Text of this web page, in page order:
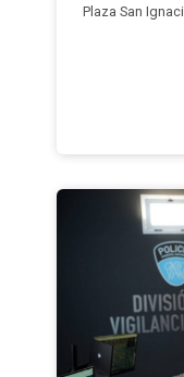
Plaza San